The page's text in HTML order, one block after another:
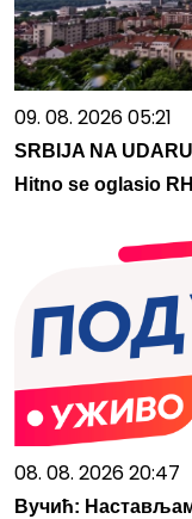
09. 08. 2026 05:21
SRBIJA NA
Hitno se oglasio
08. 08. 2026 20:47
Вучић: